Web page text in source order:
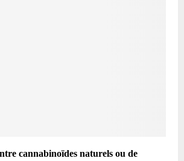
cannabinoïdes naturels ou de